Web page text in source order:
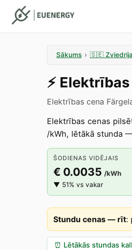
Sākums › 🇸🇪 Zviedrija
⚡️
Elektrības cena
Elektrības cenas
/kWh, lētākā stunda
ŠODIENAS VIDĒJAIS
€ 0.0035 /kWh
▼ 51% vs vakar
Stundu cenas — rīt:
⏰ Lētākās stundas